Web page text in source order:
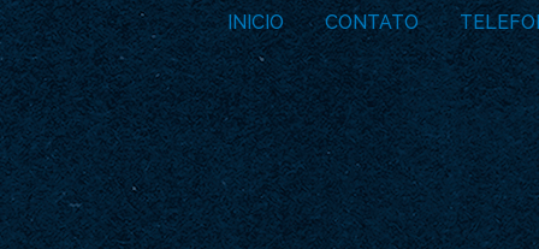
INICIO CONTATO